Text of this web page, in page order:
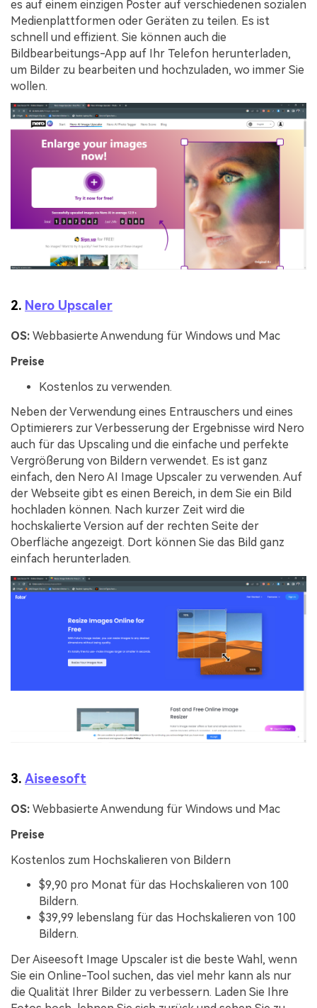
es auf einem einzigen Poster auf verschiedenen sozialen
Medienplattformen oder Geräten zu teilen. Es ist
schnell und effizient. Sie können auch die
Bildbearbeitungs-App auf Ihr Telefon herunterladen,
um Bilder zu bearbeiten und hochzuladen, wo immer Sie
wollen.
2. Nero Upscaler
OS: Webbasierte Anwendung für Windows und Mac
Preise
Kostenlos zu verwenden.
Neben der Verwendung eines Entrauschers und eines
Optimierers zur Verbesserung der Ergebnisse wird Nero
auch für das Upscaling und die einfache und perfekte
Vergrößerung von Bildern verwendet. Es ist ganz
einfach, den Nero AI Image Upscaler zu verwenden. Auf
der Webseite gibt es einen Bereich, in dem Sie ein Bild
hochladen können. Nach kurzer Zeit wird die
hochskalierte Version auf der rechten Seite der
Oberfläche angezeigt. Dort können Sie das Bild ganz
einfach herunterladen.
3. Aiseesoft
OS: Webbasierte Anwendung für Windows und Mac
Preise
Kostenlos zum Hochskalieren von Bildern
$9,90 pro Monat für das Hochskalieren von 100
Bildern.
$39,99 lebenslang für das Hochskalieren von 100
Bildern.
Der Aiseesoft Image Upscaler ist die beste Wahl, wenn
Sie ein Online-Tool suchen, das viel mehr kann als nur
die Qualität Ihrer Bilder zu verbessern. Laden Sie Ihre